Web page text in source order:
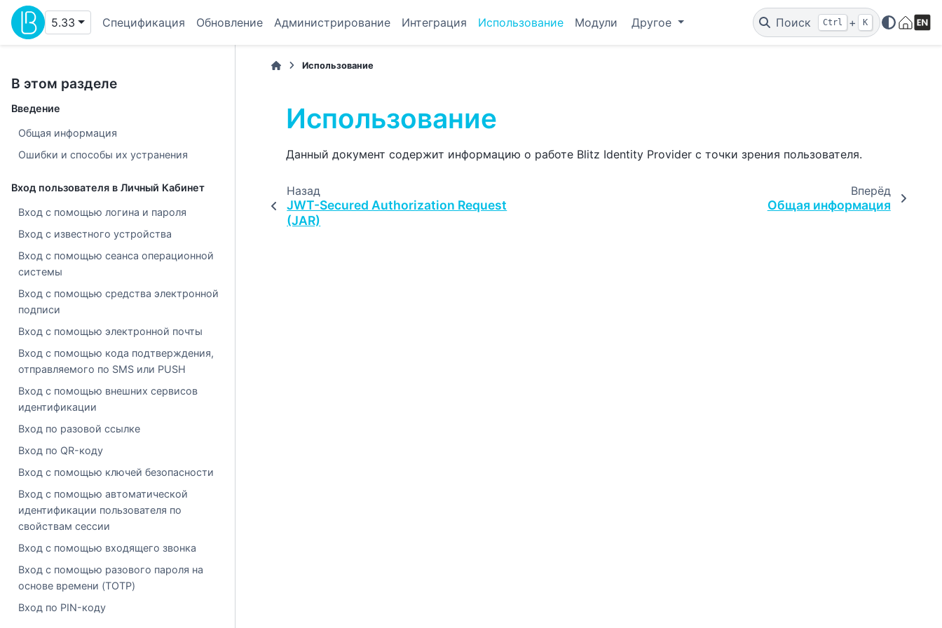
5.33 Спецификация Обновление Администрирование Интеграция Использование Модули Другое Поиск Ctrl + K
В этом разделе
Введение
Общая информация
Ошибки и способы их устранения
Вход пользователя в Личный Кабинет
Вход с помощью логина и пароля
Вход с известного устройства
Вход с помощью сеанса операционной
системы
Вход с помощью средства электронной
подписи
Вход с помощью электронной почты
Вход с помощью кода подтверждения,
отправляемого по SMS или PUSH
Вход с помощью внешних сервисов
идентификации
Вход по разовой ссылке
Вход по QR-коду
Вход с помощью ключей безопасности
Вход с помощью автоматической
идентификации пользователя по
свойствам сессии
Вход с помощью входящего звонка
Вход с помощью разового пароля на
основе времени (TOTP)
Вход по PIN-коду
Использование
Использование
Данный документ содержит информацию о работе Blitz Identity Provider с точки зрения пользователя.
Назад
JWT-Secured Authorization Request
(JAR)
Вперёд
Общая информация